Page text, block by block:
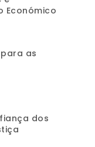
Económico
as
dos